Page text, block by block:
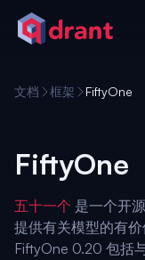
文档 框架 FiftyOne
FiftyOne
五十一个 是一个开
提供有关模型的有价
FiftyOne 0.20 包括